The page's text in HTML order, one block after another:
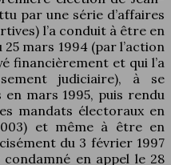
par une série d’affaires
l’a conduit à être en
mars 1994 (par l’action
financièrement et qui l’a
judiciaire), à se
mars 1995, puis rendu
mandats électoraux en
et même à être en
du 3 février 1997
en appel le 28